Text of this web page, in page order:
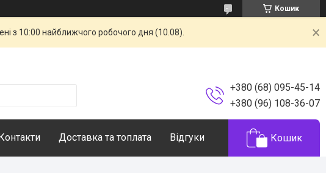
Кошик
з 10:00 найближчого робочого дня (10.08).
+380 (68) 095-45-14
+380 (96) 108-36-07
Доставка та топлата Відгуки Кошик